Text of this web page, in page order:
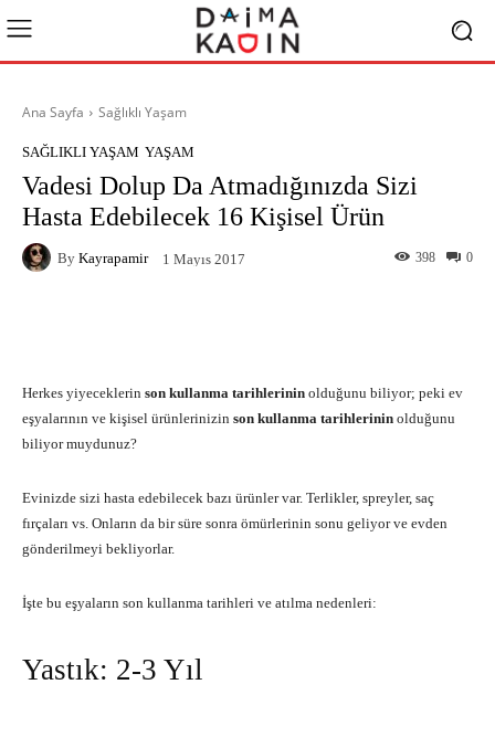
Ana Sayfa Sağlıklı Yaşam
SAĞLIKLI YAŞAM YAŞAM
Vadesi Dolup Da Atmadığınızda Sizi
Hasta Edebilecek 16 Kişisel Ürün
By Kayrapamir 1 Mayıs 2017 0
398
Herkes yiyeceklerin son kullanma tarihlerinin olduğunu biliyor; peki ev
eşyalarının ve kişisel ürünlerinizin son kullanma tarihlerinin olduğunu
biliyor muydunuz?
Evinizde sizi hasta edebilecek bazı ürünler var. Terlikler, spreyler, saç
fırçaları vs. Onların da bir süre sonra ömürlerinin sonu geliyor ve evden
gönderilmeyi bekliyorlar.
İşte bu eşyaların son kullanma tarihleri ve atılma nedenleri:
Yastık: 2-3 Yıl